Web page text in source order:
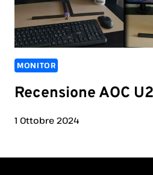
MONITOR
Recensione AOC
1 Ottobre 2024